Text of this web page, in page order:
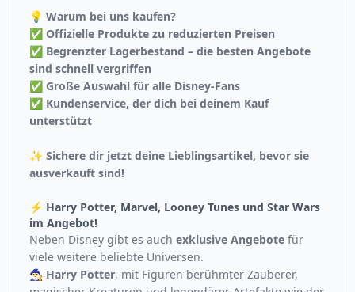
💡 Warum bei uns kaufen?
✅ Offizielle Produkte zu reduzierten Preisen
✅ Begrenzter Lagerbestand – die besten Angebote
sind schnell vergriffen
✅ Große Auswahl für alle Disney-Fans
✅ Kundenservice, der dich bei deinem Kauf
unterstützt
✨ Sichere dir jetzt deine Lieblingsartikel, bevor sie
ausverkauft sind!
⚡ Harry Potter, Marvel, Looney Tunes und Star Wars
im Angebot!
Neben Disney gibt es auch exklusive Angebote für
viele weitere beliebte Universen.
🧙‍♂️ Harry Potter, mit Figuren berühmter Zauberer,